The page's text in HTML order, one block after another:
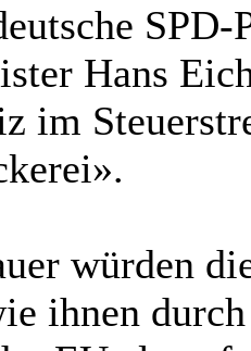
Hans
im
würden
ihnen